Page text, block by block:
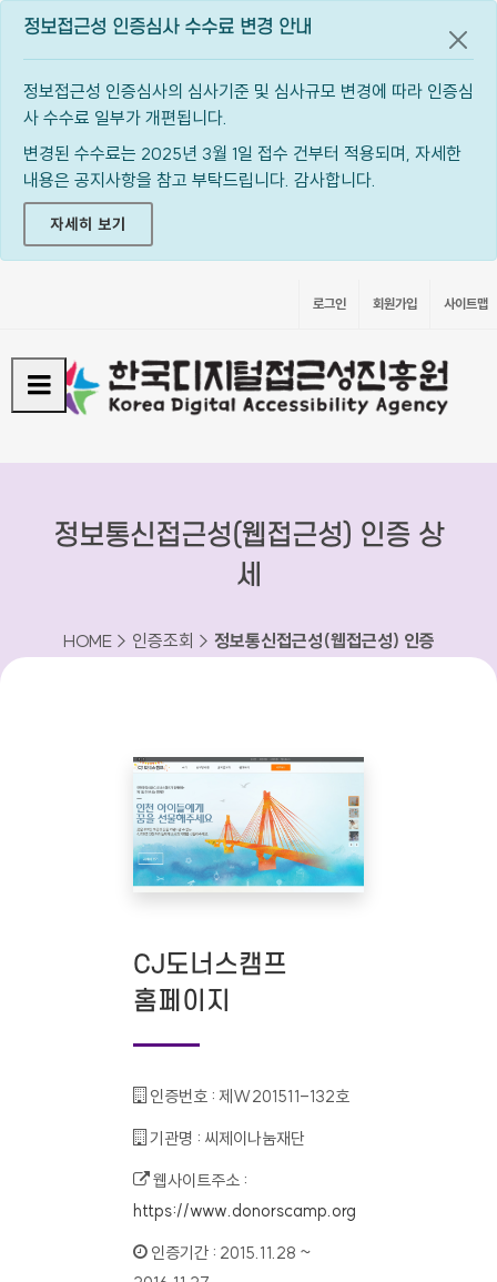
정보접근성 인증심사 수수료 변경 안내
정보접근성 인증심사의 심사기준 및 심사규모 변경에 따라 인증심
사 수수료 일부가 개편됩니다.
변경된 수수료는 2025년 3월 1일 접수 건부터 적용되며, 자세한
내용은 공지사항을 참고 부탁드립니다. 감사합니다.
자세히 보기
공지
로그인 회원가입 사이트맵
정보통신접근성(웹접근성) 인증 상
세
HOME > 인증조회 > 정보통신접근성(웹접근성) 인증
CJ도너스캠프
홈페이지
인증번호 : 제W201511-132호
기관명 : 씨제이나눔재단
웹사이트주소 :
https://www.donorscamp.org
인증기간 : 2015.11.28 ~